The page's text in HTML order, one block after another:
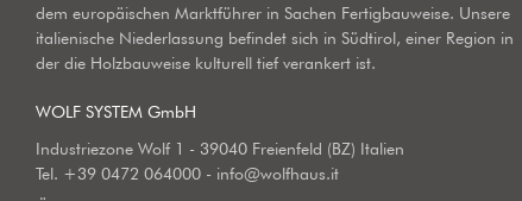
dem europäischen Marktführer in Sachen Fertigbauweise. Unsere
italienische Niederlassung befindet sich in Südtirol, einer Region in
der die Holzbauweise kulturell tief verankert ist.
WOLF SYSTEM GmbH
Industriezone Wolf 1 - 39040 Freienfeld (BZ) Italien
Tel. +39 0472 064000 - info@wolfhaus.it